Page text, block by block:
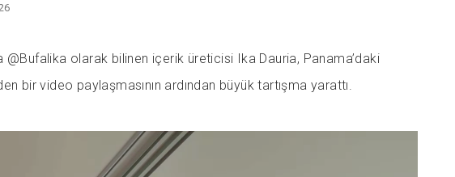
@Bufalika olarak bilinen içerik üreticisi Ika Dauria, Panama’daki
bir video paylaşmasının ardından büyük tartışma yarattı.